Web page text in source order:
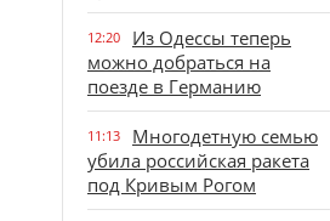
12:20
Из Одессы теперь
можно добраться на
поезде в Германию
11:13
Многодетную семью
убила российская ракета
под Кривым Рогом